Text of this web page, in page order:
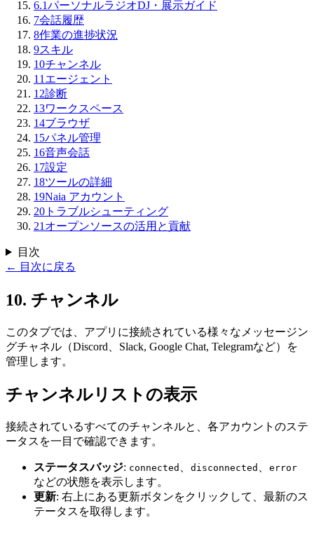
6.1パーソナルラジオDJ・展示ガイド
7会話履歴
8作業の進捗状況
9スキル
10チャンネル
11 エージェント
12診断
13ワークスペース
14ブラウザ
15パネル管理
16音声会話
17設定
18ツールの詳細
19Naia アカウント
20 トラブルシューティング
21 オープンソースの活用と貢献
目次
← 目次に戻る
10. チャンネル
このタブでは、アプリに接続されている様々なメッセージン
グチャネル（Discord、Slack, Google Chat, Telegramなど）を
管理します。
チャンネルリストの表示
接続されているすべてのチャンネルと、各アカウントのステ
ータスを一目で確認できます。
ステータスバッジ: connected disconnected error
などの状態を表示します。
更新: 右上にある更新ボタンをクリックして、最新のス
テータスを取得します。